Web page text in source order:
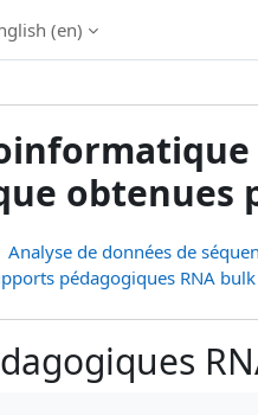
- Les formations
‎(en)‎
obtenues
Analyse de données de
pédagogiques RNA bulk